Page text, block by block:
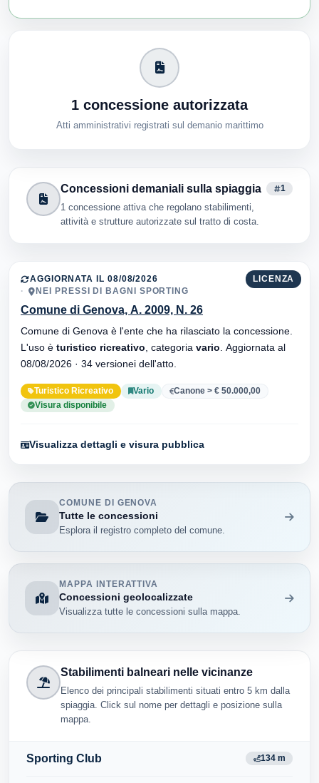
1 concessione autorizzata
Atti amministrativi registrati sul demanio marittimo
Concessioni demaniali sulla spiaggia
1 concessione attiva che regolano stabilimenti,
attività e strutture autorizzate sul tratto di costa.
1
LICENZA
AGGIORNATA IL 08/08/2026
NEI PRESSI DI BAGNI SPORTING
Comune di Genova, A. 2009, N. 26
Comune di Genova è l'ente che ha rilasciato la concessione.
L'uso è turistico ricreativo , categoria vario
08/08/2026 · 34 versionei dell'atto.
Turistico Ricreativo Vario
Canone > € 50.000,00
Visura disponibile
Visualizza dettagli e visura pubblica
COMUNE DI GENOVA
Tutte le concessioni
Esplora il registro completo del comune.
MAPPA INTERATTIVA
Concessioni geolocalizzate
Visualizza tutte le concessioni sulla mappa.
Stabilimenti balneari nelle vicinanze
Elenco dei principali stabilimenti situati entro 5 km dalla
spiaggia. Click sul nome per dettagli e posizione sulla
mappa.
Sporting Club 134 m